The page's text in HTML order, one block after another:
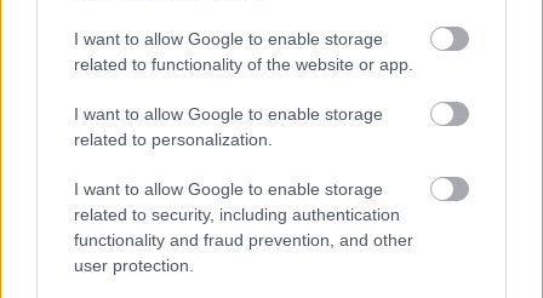
I want to allow Google to enable storage
related to functionality of the website or app.
I want to allow Google to enable storage
related to personalization.
I want to allow Google to enable storage
related to security, including authentication
functionality and fraud prevention, and other
user protection.
Hamarosan leáll az idei F1-es fejlesztésekkel a Cadillac